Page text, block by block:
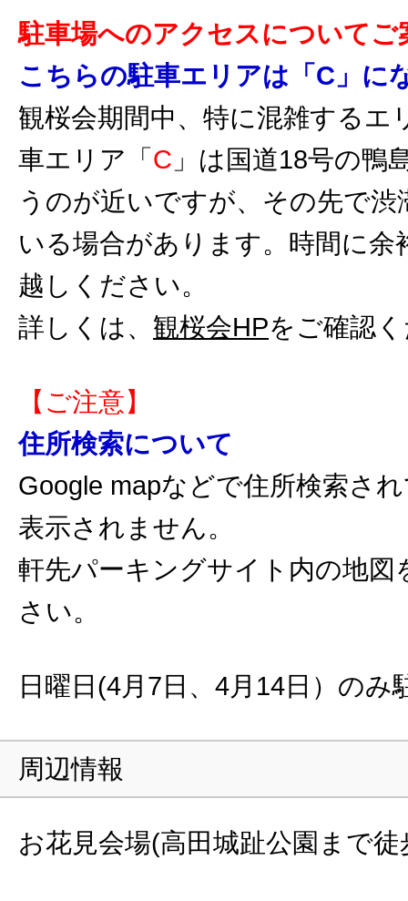
駐車場へのアクセスについてご
こちらの駐車エリアは「C」に
観桜会期間中、特に混雑するエ
車エリア「 C 」は国道18号の鴨
うのが近いですが、その先で渋
いる場合があります。時間に余
越しください。
詳しくは、 観桜会HPをご確認
【ご注意】
住所検索について
Google mapなどで住所検索さ
表示されません。
軒先パーキングサイト内の地図
さい。
日曜日(4月7日、4月14日）のみ
周辺情報
お花見会場(高田城趾公園まで徒